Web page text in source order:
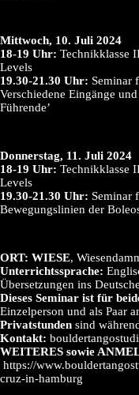
Mittwoch, 10. Juli 2024
18-19 Uhr: Technikklasse
Levels
19.30-21.30 Uhr: Seminar
Verschiedene Eingänge
Führende’
Donnerstag, 11. Juli 2024
18-19 Uhr: Technikklasse
Levels
19.30-21.30 Uhr: Seminar
Bewegungslinien der
ORT: WIESE,
Unterrichtssprache:
Übersetzungen ins
Dieses Seminar ist für
Einzelperson und als Paar
Privatstunden sind
Kontakt:
WEITERES sowie
https://
cruz-in-hamburg